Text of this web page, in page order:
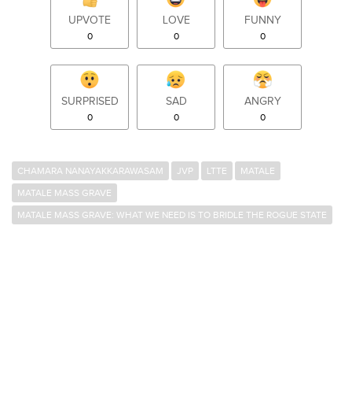
UPVOTE
0
LOVE
0
FUNNY
0
SURPRISED
0
SAD
0
ANGRY
0
CHAMARA NANAYAKKARAWASAM JVP LTTE
MATALE
MATALE MASS GRAVE
MATALE MASS GRAVE: WHAT WE NEED IS TO BRIDLE THE ROGUE STATE